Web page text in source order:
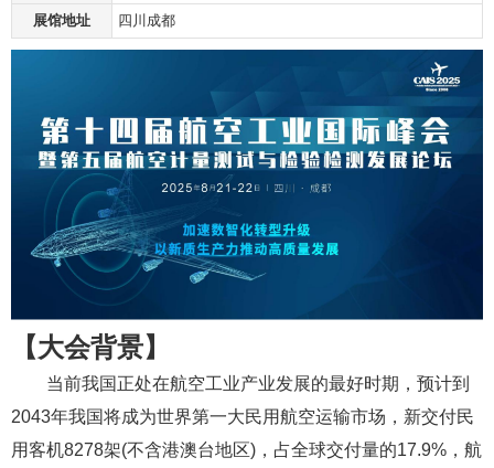
展馆地址 四川成都
【大会背景】
当前我国正处在航空工业产业发展的最好时期，预计到
2043年我国将成为世界第一大民用航空运输市场，新交付民
用客机8278架(不含港澳台地区)，占全球交付量的17.9%，航